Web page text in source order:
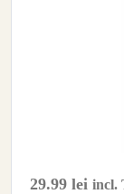
29.99 lei incl.